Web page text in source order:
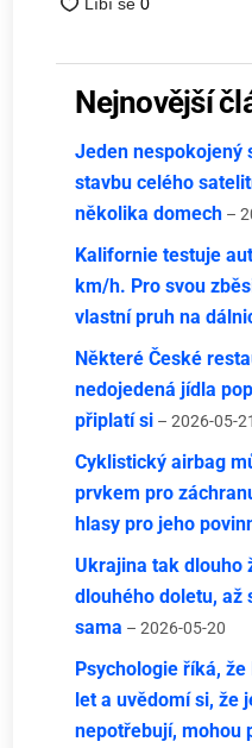
Nejnovější
Jeden nespokojený
stavbu celého
několika domech –
Kalifornie testuje
km/h. Pro svou
vlastní pruh na
Některé České
nedojedená jídla
připlatí si – 2026-05-21
Cyklistický airbag
prvkem pro
hlasy pro jeho
Ukrajina tak dlouho
dlouhého doletu, až
sama – 2026-05-20
Psychologie říká,
let a uvědomí si, že
nepotřebují, mohou